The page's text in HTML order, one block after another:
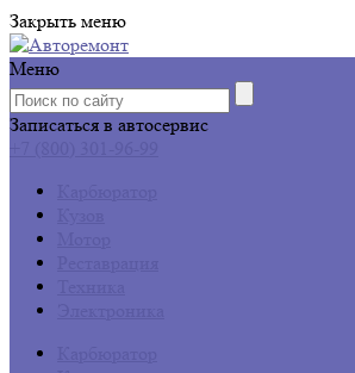
Закрыть меню
Меню
Записаться в автосервис